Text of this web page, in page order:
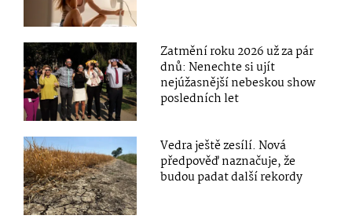
Zatmění roku 2026 už za pár
dnů: Nenechte si ujít
nejúžasnější nebeskou show
posledních let
Vedra ještě zesílí. Nová
předpověď naznačuje, že
budou padat další rekordy